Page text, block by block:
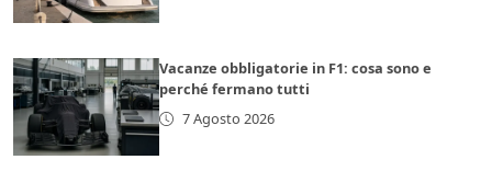
Vacanze obbligatorie in F1: cosa sono e
perché fermano tutti
7 Agosto 2026